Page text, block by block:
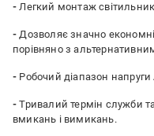
-Легкий монтаж
-Дозволяє значно
порівняно з
- Робочий діапазон
-Тривалий термін служби та
вмикань і вимикань.